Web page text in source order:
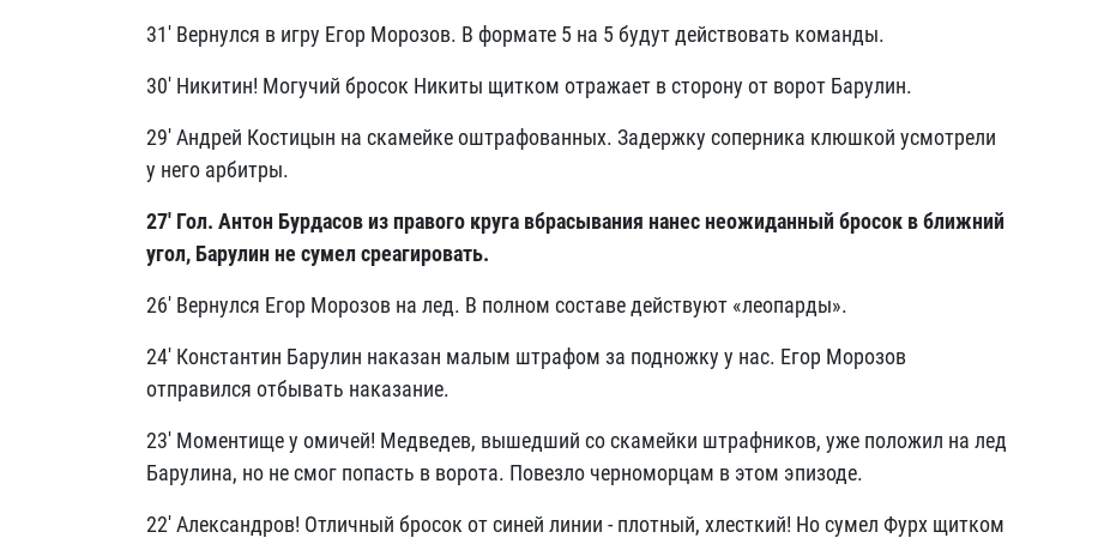
31' Вернулся в игру Егор Морозов. В формате 5 на 5 будут действовать команды.
30' Никитин! Могучий бросок Никиты щитком отражает в сторону от ворот Барулин.
29' Андрей Костицын на скамейке оштрафованных. Задержку соперника клюшкой усмотрели
у него арбитры.
27' Гол. Антон Бурдасов из правого круга вбрасывания нанес неожиданный бросок в ближний
угол, Барулин не сумел среагировать.
26' Вернулся Егор Морозов на лед. В полном составе действуют «леопарды».
24' Константин Барулин наказан малым штрафом за подножку у нас. Егор Морозов
отправился отбывать наказание.
23' Моментище у омичей! Медведев, вышедший со скамейки штрафников, уже положил на лед
Барулина, но не смог попасть в ворота. Повезло черноморцам в этом эпизоде.
22' Александров! Отличный бросок от синей линии - плотный, хлесткий! Но сумел Фурх щитком